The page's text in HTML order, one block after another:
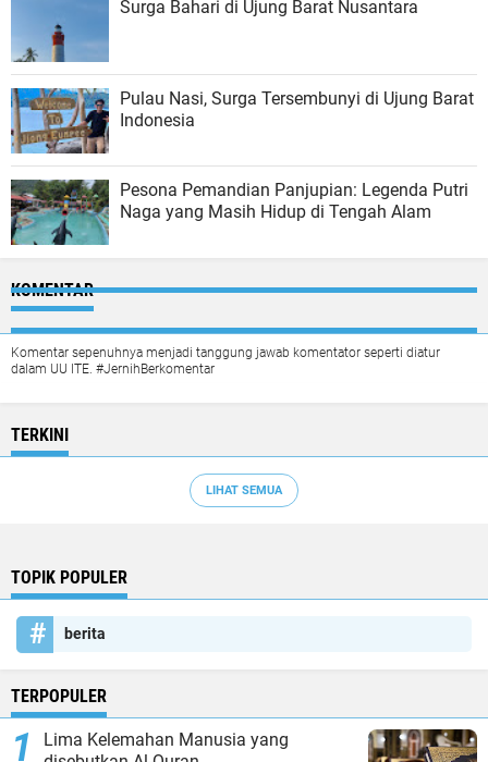
Surga Bahari di Ujung Barat Nusantara
Pulau Nasi, Surga Tersembunyi di Ujung Barat
Indonesia
Pesona Pemandian Panjupian: Legenda Putri
Naga yang Masih Hidup di Tengah Alam
KOMENTAR
Komentar sepenuhnya menjadi tanggung jawab komentator seperti diatur
dalam UU ITE. #JernihBerkomentar
TERKINI
LIHAT SEMUA
TOPIK POPULER
berita
TERPOPULER
Lima Kelemahan Manusia yang